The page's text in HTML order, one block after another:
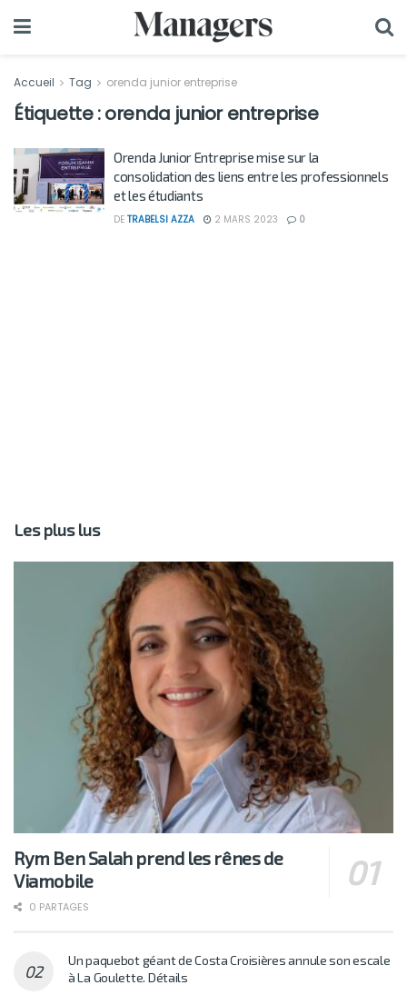
Accueil Tag orenda junior entreprise
Étiquette :orenda junior entreprise
Orenda Junior Entreprise mise sur la
consolidation des liens entre les professionnels
et les étudiants
DE TRABELSI AZZA 2 MARS 2023 0
Les plus lus
Rym Ben Salah prend les rênes de
Viamobile
0 PARTAGES
Un paquebot géant de Costa Croisières annule son escale
à La Goulette. Détails